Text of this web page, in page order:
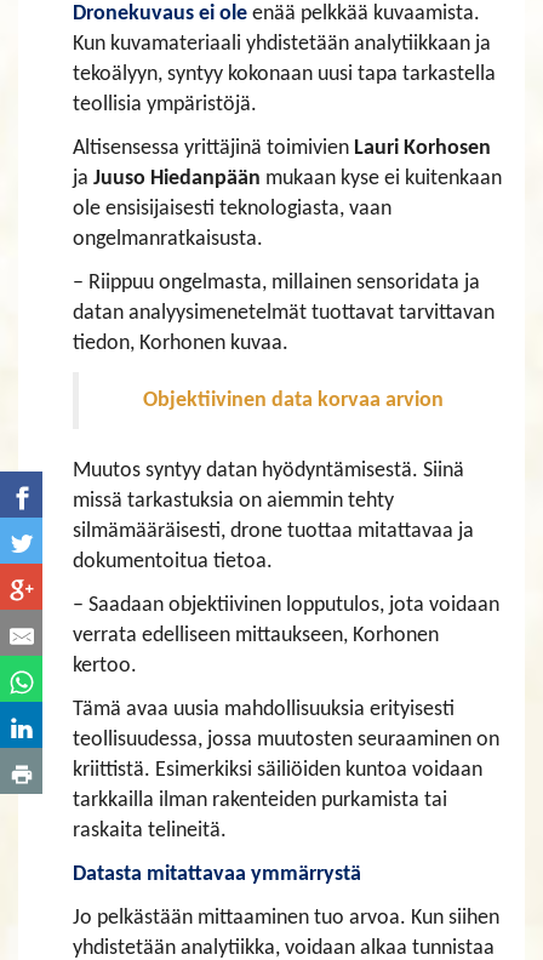
Dronekuvaus ei ole enää pelkkää kuvaamista.
Kun kuvamateriaali yhdistetään analytiikkaan ja
tekoälyyn, syntyy kokonaan uusi tapa tarkastella
teollisia ympäristöjä.
Altisensessa yrittäjinä toimivien Lauri Korhosen
ja Juuso Hiedanpään mukaan kyse ei kuitenkaan
ole ensisijaisesti teknologiasta, vaan
ongelmanratkaisusta.
– Riippuu ongelmasta, millainen sensoridata ja
datan analyysimenetelmät tuottavat tarvittavan
tiedon, Korhonen kuvaa.
Objektiivinen data korvaa arvion
Muutos syntyy datan hyödyntämisestä. Siinä
missä tarkastuksia on aiemmin tehty
silmämääräisesti, drone tuottaa mitattavaa ja
dokumentoitua tietoa.
– Saadaan objektiivinen lopputulos, jota voidaan
verrata edelliseen mittaukseen, Korhonen
kertoo.
Tämä avaa uusia mahdollisuuksia erityisesti
teollisuudessa, jossa muutosten seuraaminen on
kriittistä. Esimerkiksi säiliöiden kuntoa voidaan
tarkkailla ilman rakenteiden purkamista tai
raskaita telineitä.
Datasta mitattavaa ymmärrystä
Jo pelkästään mittaaminen tuo arvoa. Kun siihen
yhdistetään analytiikka, voidaan alkaa tunnistaa